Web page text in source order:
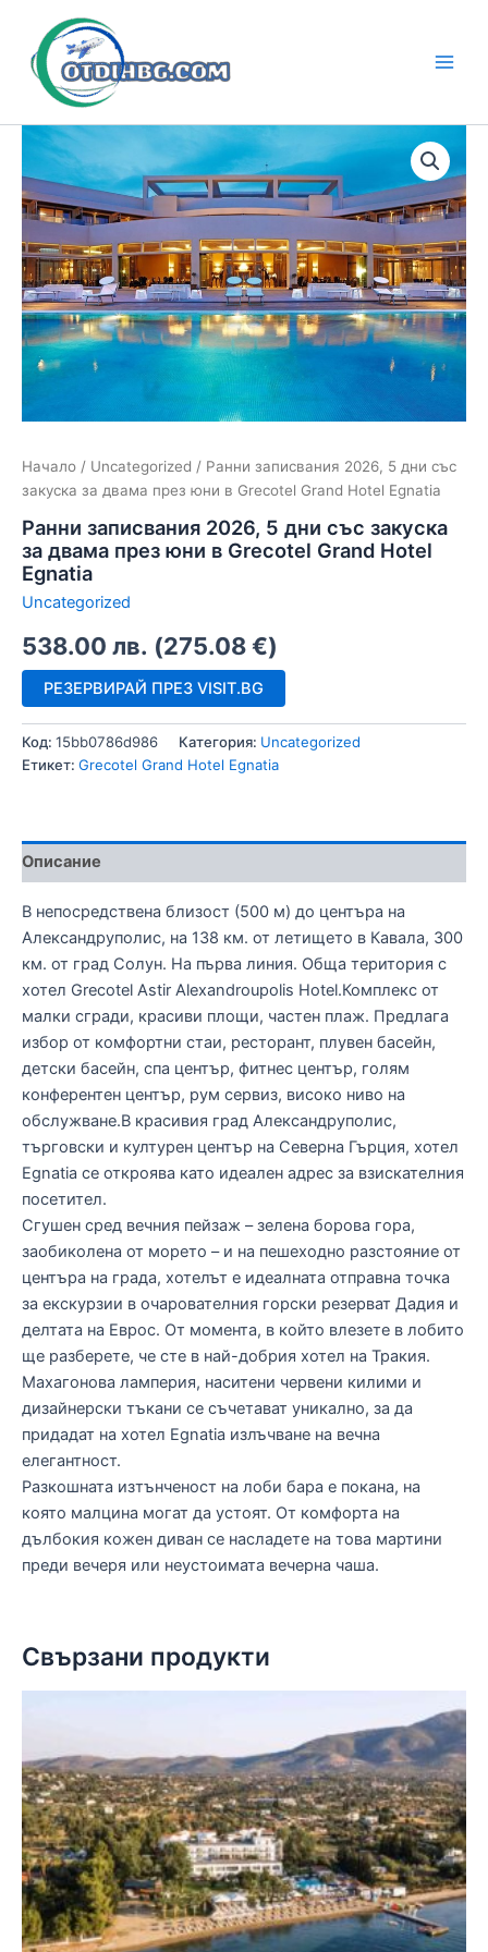
content
Начало / Uncategorized / Ранни записвания 2026, 5 дни със
закуска за двама през юни в Grecotel Grand Hotel Egnatia
Ранни записвания 2026, 5 дни със закуска
за двама през юни в Grecotel Grand Hotel
Egnatia
Uncategorized
538.00 лв. (275.08€)
РЕЗЕРВИРАЙ ПРЕЗ VISIT.BG
Код: 15bb0786d986 Категория: Uncategorized
Етикет: Grecotel Grand Hotel Egnatia
Описание
В непосредствена близост (500 м) до центъра на
Александруполис, на 138 км. от летището в Кавала, 300
км. от град Солун. На първа линия. Обща територия с
хотел Grecotel Astir Alexandroupolis Hotel.Комплекс от
малки сгради, красиви площи, частен плаж. Предлага
избор от комфортни стаи, ресторант, плувен басейн,
детски басейн, спа център, фитнес център, голям
конферентен център, рум сервиз, високо ниво на
обслужване.В красивия град Александруполис,
търговски и културен център на Северна Гърция, хотел
Egnatia се откроява като идеален адрес за взискателния
посетител.
Сгушен сред вечния пейзаж – зелена борова гора,
заобиколена от морето – и на пешеходно разстояние от
центъра на града, хотелът е идеалната отправна точка
за екскурзии в очарователния горски резерват Дадия и
делтата на Еврос. От момента, в който влезете в лобито
ще разберете, че сте в най-добрия хотел на Тракия.
Махагонова ламперия, наситени червени килими и
дизайнерски тъкани се съчетават уникално, за да
придадат на хотел Egnatia излъчване на вечна
елегантност.
Разкошната изтънченост на лоби бара е покана, на
която малцина могат да устоят. От комфорта на
дълбокия кожен диван се насладете на това мартини
преди вечеря или неустоимата вечерна чаша.
Свързани продукти